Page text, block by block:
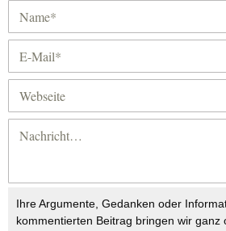
Ihre Argumente, Gedanken oder
kommentierten Beitrag bringen wir ganz